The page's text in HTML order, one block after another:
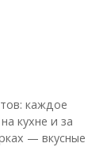
каждое
кухне и за
— вкусные